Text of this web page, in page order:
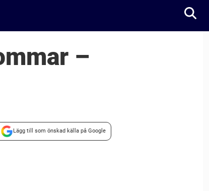
–
Lägg till som önskad källa på Google